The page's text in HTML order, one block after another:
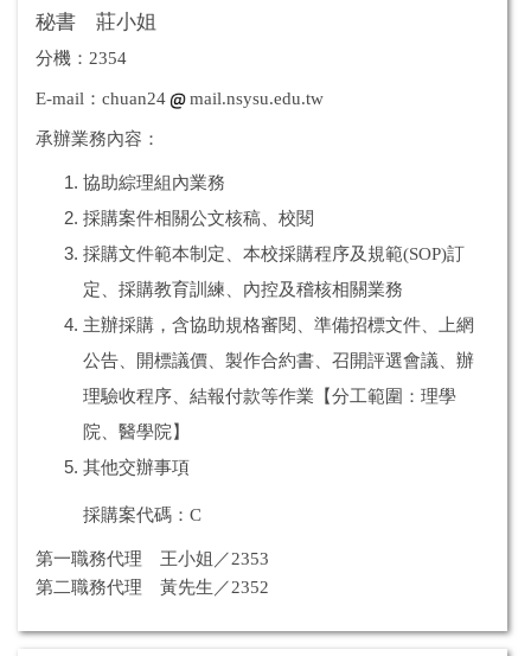
秘書 莊小姐
分機：2354
E-mail：chuan24 mail.nsysu.edu.tw
承辦業務內容：
協助綜理組內業務
採購案件相關公文核稿、校閱
採購文件範本制定、本校採購程序及規範(SOP)訂
定、採購教育訓練、內控及稽核相關業務
主辦採購，含協助規格審閱、準備招標文件、上網
公告、開標議價、製作合約書、召開評選會議、辦
理驗收程序、結報付款等作業【分工範圍：理學
院、醫學院】
其他交辦事項
採購案代碼：C
第一職務代理 王小姐／2353
第二職務代理 黃先生／2352